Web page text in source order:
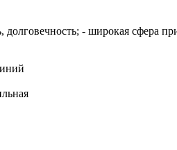
- широкая сфера